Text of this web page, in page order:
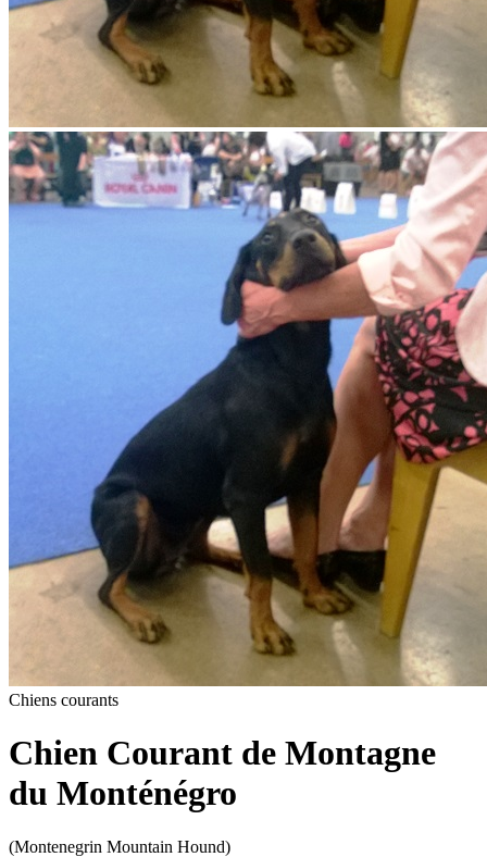
Chiens courants
Chien Courant de Montagne
du Monténégro
(Montenegrin Mountain Hound)